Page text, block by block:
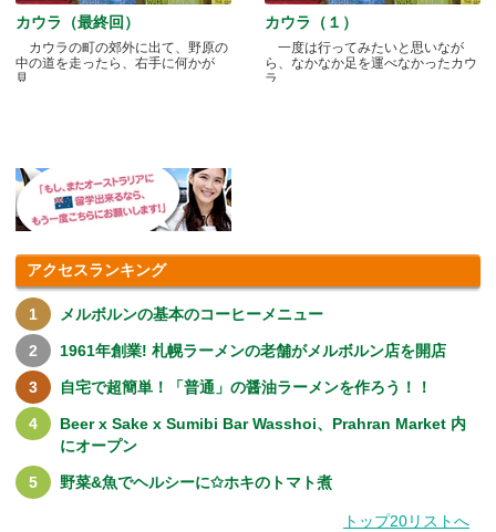
カウラ（最終回）
カウラの町の郊外に出て、野原の
中の道を走ったら、右手に何かが
見.....
カウラ（１）
一度は行ってみたいと思いなが
ら、なかなか足を運べなかったカウ
ラ.....
アクセスランキング
メルボルンの基本のコーヒーメニュー
1961年創業! 札幌ラーメンの老舗がメルボルン店を開店
自宅で超簡単！「普通」の醤油ラーメンを作ろう！！
Beer x Sake x Sumibi Bar Wasshoi、Prahran Market 内
にオープン
野菜&魚でヘルシーに✩ホキのトマト煮
トップ20リストへ